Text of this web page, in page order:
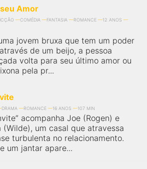
Amor
COMÉDIA FANTASIA ROMANCE
12 ANOS
jovem bruxa que tem um poder
de um beijo, a pessoa
volta para seu último amor ou
pela pr...
DRAMA ROMANCE 16 ANOS 107 MIN
acompanha Joe (Rogen) e
(Wilde), um casal que atravessa
turbulenta no relacionamento.
um jantar apare...